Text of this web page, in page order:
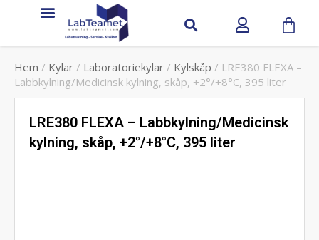
Hem / Kylar / Laboratoriekylar / Kylskåp / LRE380 FLEXA –
Labbkylning/Medicinsk kylning, skåp, +2°/+8°C, 395 liter
LRE380 FLEXA – Labbkylning/Medicinsk
kylning, skåp, +2°/+8°C, 395 liter